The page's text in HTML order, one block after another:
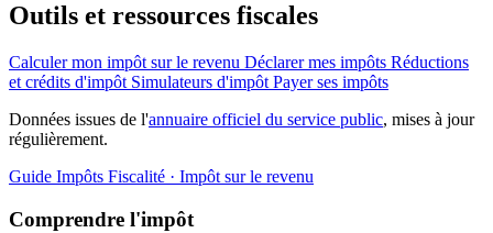
Outils et ressources fiscales
Calculer mon impôt sur le revenu Déclarer mes impôts Réductions
et crédits d'impôt Simulateurs d'impôt Payer ses impôts
Données issues de l'annuaire officiel du service public, mises à jour
régulièrement.
Guide Impôts Fiscalité · Impôt sur le revenu
Comprendre l'impôt